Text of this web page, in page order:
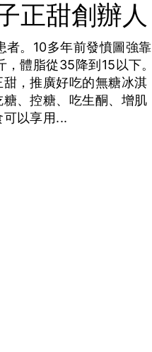
正甜創辦人
者。10多年前發憤圖強靠
體脂從35降到15以下。
，推廣好吃的無糖冰淇
、控糖、吃生酮、增肌
以享用...